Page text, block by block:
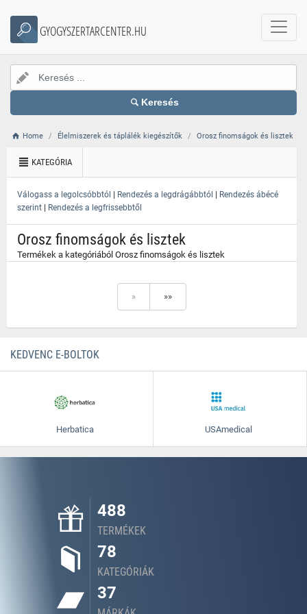
GYOGYSZERTARCENTER.HU
Keresés
Home Élelmiszerek és táplálék kiegészítők Orosz finomságok és lisztek
KATEGÓRIA
Válogass a legolcsóbbtól | Rendezés a legdrágábbtól | Rendezés ábécé
szerint | Rendezés a legfrissebbtől
Orosz finomságok és lisztek
Termékek a kategóriából Orosz finomságok és lisztek
» »»
KEDVENC E-BOLTOK
Herbatica USAmedical
488
TERMÉKEK
78
KATEGÓRIÁK
37